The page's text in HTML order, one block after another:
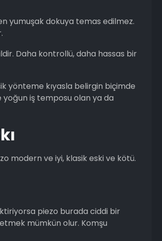
yumuşak dokuya temas edilmez.
Daha kontrollü, daha hassas bir
yönteme kıyasla belirgin biçimde
yoğun iş temposu olan ya da
modern ve iyi, klasik eski ve kötü.
piezo burada ciddi bir
mümkün olur. Komşu